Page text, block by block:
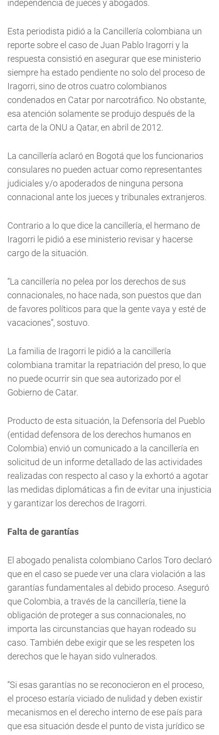
independencia de jueces y abogados.
Esta periodista pidió a la Cancillería colombiana un
reporte sobre el caso de Juan Pablo Iragorri y la
respuesta consistió en asegurar que ese ministerio
siempre ha estado pendiente no solo del proceso de
Iragorri, sino de otros cuatro colombianos
condenados en Catar por narcotráfico. No obstante,
esa atención solamente se produjo después de la
carta de la ONU a Qatar, en abril de 2012.
La cancillería aclaró en Bogotá que los funcionarios
consulares no pueden actuar como representantes
judiciales y/o apoderados de ninguna persona
connacional ante los jueces y tribunales extranjeros.
Contrario a lo que dice la cancillería, el hermano de
Iragorri le pidió a ese ministerio revisar y hacerse
cargo de la situación.
“La cancillería no pelea por los derechos de sus
connacionales, no hace nada, son puestos que dan
de favores políticos para que la gente vaya y esté de
vacaciones”, sostuvo.
La familia de Iragorri le pidió a la cancillería
colombiana tramitar la repatriación del preso, lo que
no puede ocurrir sin que sea autorizado por el
Gobierno de Catar.
Producto de esta situación, la Defensoría del Pueblo
(entidad defensora de los derechos humanos en
Colombia) envió un comunicado a la cancillería en
solicitud de un informe detallado de las actividades
realizadas con respecto al caso y la exhortó a agotar
las medidas diplomáticas a fin de evitar una injusticia
y garantizar los derechos de Iragorri.
Falta de garantías
El abogado penalista colombiano Carlos Toro declaró
que en el caso se puede ver una clara violación a las
garantías fundamentales al debido proceso. Aseguró
que Colombia, a través de la cancillería, tiene la
obligación de proteger a sus connacionales, no
importa las circunstancias que hayan rodeado su
caso. También debe exigir que se les respeten los
derechos que le hayan sido vulnerados.
“Si esas garantías no se reconocieron en el proceso,
el proceso estaría viciado de nulidad y deben existir
mecanismos en el derecho interno de ese país para
que esa situación desde el punto de vista jurídico se